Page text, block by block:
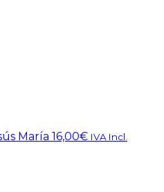
María 16,00€ IVA Incl.